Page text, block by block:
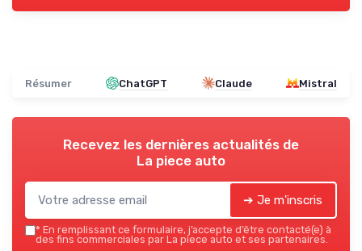
Résumer ChatGPT Claude Mistral
Recevez les dernières actualités de
La piece auto
➔ Je m'inscris
* En remplissant ce formulaire, j’accepte d’être contacté(e) à
des fins commerciales par La piece auto et ses partenaires.